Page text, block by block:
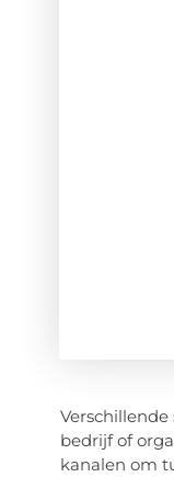
bedrijf of
kanalen om